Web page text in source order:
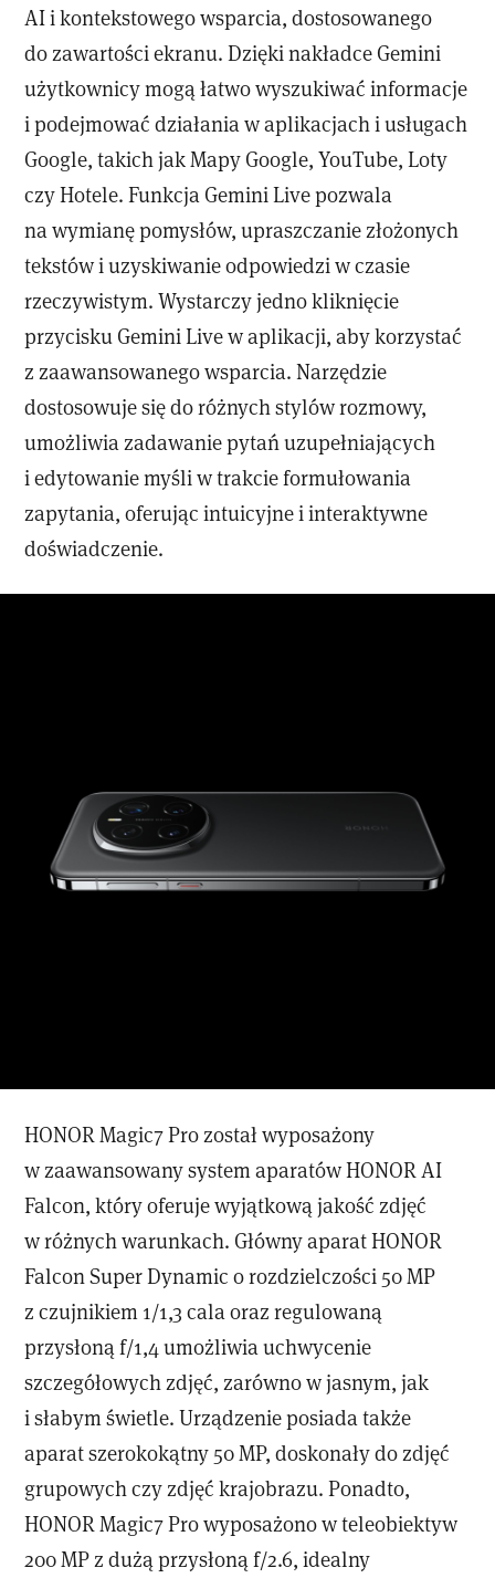
AI i kontekstowego wsparcia, dostosowanego
do zawartości ekranu. Dzięki nakładce Gemini
użytkownicy mogą łatwo wyszukiwać informacje
i podejmować działania w aplikacjach i usługach
Google, takich jak Mapy Google, YouTube, Loty
czy Hotele. Funkcja Gemini Live pozwala
na wymianę pomysłów, upraszczanie złożonych
tekstów i uzyskiwanie odpowiedzi w czasie
rzeczywistym. Wystarczy jedno kliknięcie
przycisku Gemini Live w aplikacji, aby korzystać
z zaawansowanego wsparcia. Narzędzie
dostosowuje się do różnych stylów rozmowy,
umożliwia zadawanie pytań uzupełniających
i edytowanie myśli w trakcie formułowania
zapytania, oferując intuicyjne i interaktywne
doświadczenie.
HONOR Magic7 Pro został wyposażony
w zaawansowany system aparatów HONOR AI
Falcon, który oferuje wyjątkową jakość zdjęć
w różnych warunkach. Główny aparat HONOR
Falcon Super Dynamic o rozdzielczości 50 MP
z czujnikiem 1/1,3 cala oraz regulowaną
przysłoną f/1,4 umożliwia uchwycenie
szczegółowych zdjęć, zarówno w jasnym, jak
i słabym świetle. Urządzenie posiada także
aparat szerokokątny 50 MP, doskonały do zdjęć
grupowych czy zdjęć krajobrazu. Ponadto,
HONOR Magic7 Pro wyposażono w teleobiektyw
200 MP z dużą przysłoną f/2.6, idealny